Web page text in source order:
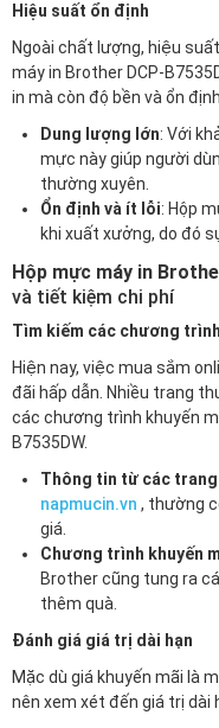
Hiệu suất ổn định
Ngoài chất lượng, hiệu
máy in Brother DCP-
in mà còn độ bền và ổn
Dung lượng lớn: Với
mực này giúp người
thường xuyên.
Ổn định và ít lỗi: Hộp
khi xuất xưởng, do đó
Hộp mực máy in
và tiết kiệm chi phí
Tìm kiếm các chương
Hiện nay, việc mua sắm
đãi hấp dẫn. Nhiều trang
các chương trình khuyến
B7535DW.
Thông tin từ các trang
napmucin.vn , thường
giá.
Chương trình khuyến
Brother cũng tung ra
thêm quà.
Đánh giá giá trị dài hạn
Mặc dù giá khuyến mãi là
nên xem xét đến giá trị dài